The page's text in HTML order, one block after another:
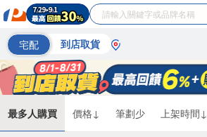
宅配 到店取貨
最多人購買 價格↓ 筆劃少 上架時間↓